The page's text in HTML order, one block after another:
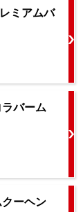
ミアムバ
バーム
ーヘン